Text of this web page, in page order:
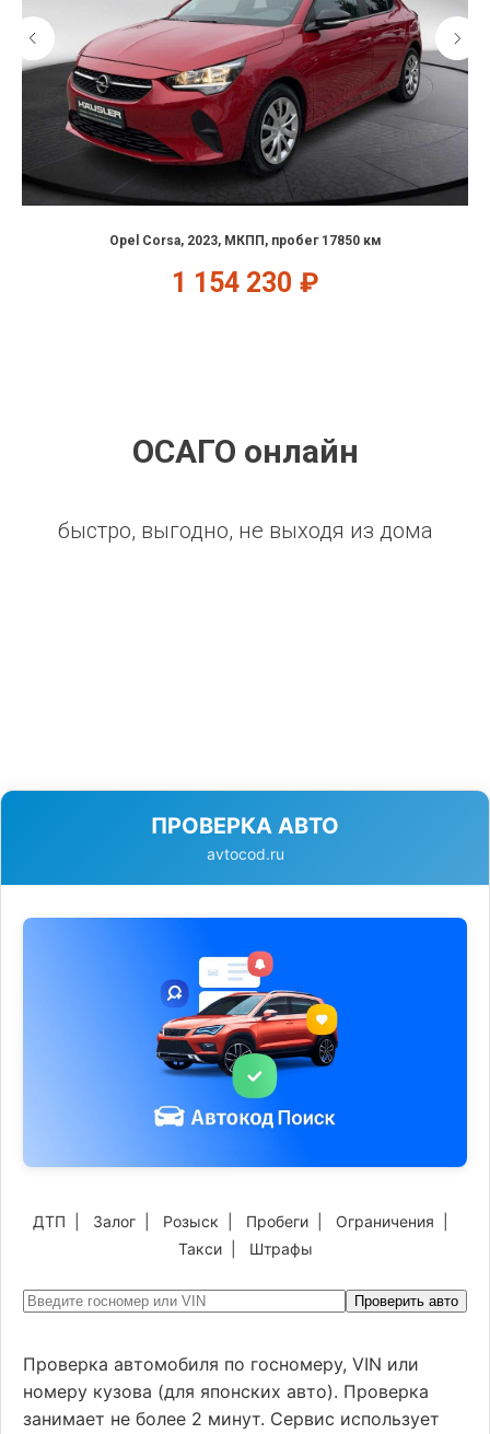
Opel Corsa, 2023, МКПП, пробег 17850 км
1 154 230 ₽
ОСАГО онлайн
быстро, выгодно, не выходя из дома
ПРОВЕРКА АВТО
avtocod.ru
ДТП Залог Розыск Пробеги Ограничения
Такси| Штрафы
Проверить авто
Проверка автомобиля по госномеру, VIN или
номеру кузова (для японских авто). Проверка
занимает не более 2 минут. Сервис использует